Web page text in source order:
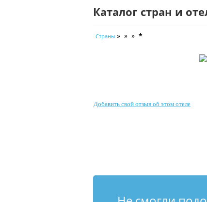
Каталог стран и
Страны » » » *
Добавить свой отзыв об этом отеле